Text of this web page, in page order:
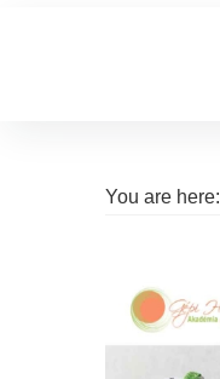
You are here: